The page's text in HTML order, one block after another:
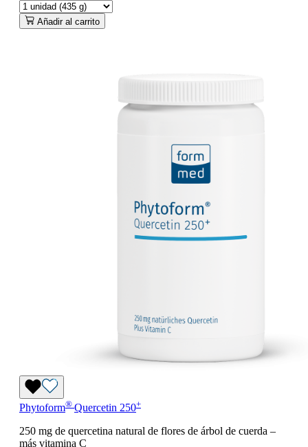
Añadir al carrito
Phytoform® Quercetin 250+
250 mg de quercetina natural de flores de árbol de cuerda –
más vitamina C